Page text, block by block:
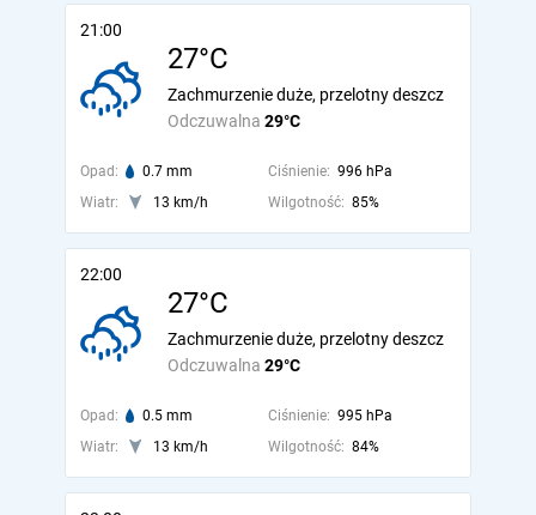
21:00
27°C
Odczuwalna 29°C
Zachmurzenie duże, przelotny deszcz
Opad: 0.7 mm Ciśnienie: 996 hPa
Wiatr:
13 km/h Wilgotność: 85%
22:00
27°C
Odczuwalna 29°C
Zachmurzenie duże, przelotny deszcz
Opad: 0.5 mm Ciśnienie: 995 hPa
Wiatr:
13 km/h Wilgotność: 84%